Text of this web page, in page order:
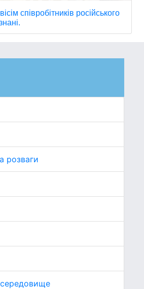
розваги
співробітників російського